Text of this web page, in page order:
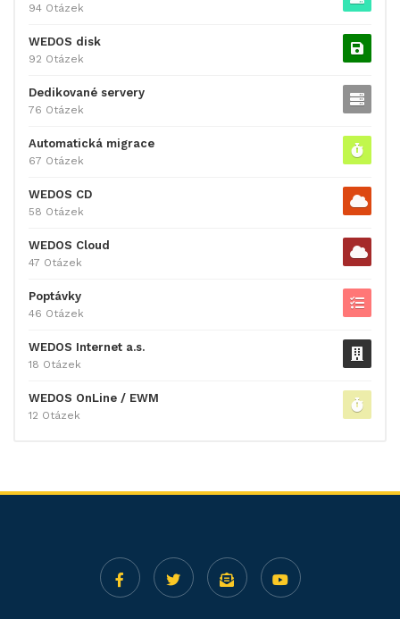
94 Otázek
WEDOS disk
92 Otázek
Dedikované servery
76 Otázek
Automatická migrace
67 Otázek
WEDOS CD
58 Otázek
WEDOS Cloud
47 Otázek
Poptávky
46 Otázek
WEDOS Internet a.s.
18 Otázek
WEDOS OnLine / EWM
12 Otázek